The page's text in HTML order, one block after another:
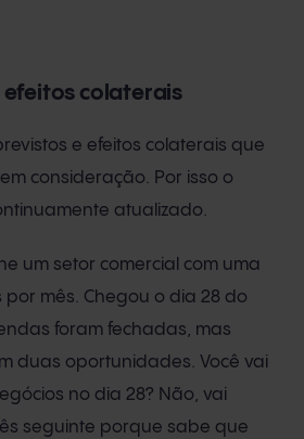
efeitos colaterais
e efeitos colaterais que
consideração. Por isso o
atualizado.
um setor comercial com uma
mês. Chegou o dia 28 do
foram fechadas, mas
duas oportunidades. Você vai
no dia 28? Não, vai
seguinte porque sabe que